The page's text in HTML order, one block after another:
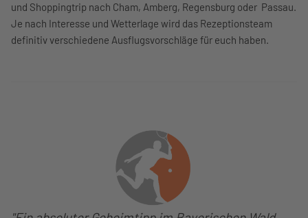
und Shoppingtrip nach Cham, Amberg, Regensburg oder Passau.
Je nach Interesse und Wetterlage wird das Rezeptionsteam
definitiv verschiedene Ausflugsvorschläge für euch haben.